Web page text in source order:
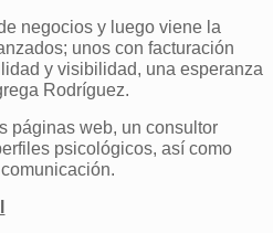
negocios y luego viene la
unos con facturación
y visibilidad, una esperanza
Rodríguez.
páginas web, un consultor
psicológicos, así como